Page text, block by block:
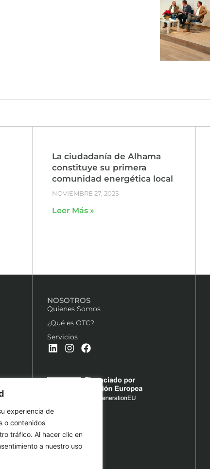
experiencia de
o contenidos
tráfico. Al hacer clic en
a nuestro uso
La ciudadanía de Alhama
constituye su primera
comunidad energética local
NOVIEMBRE 27, 2025
Leer Más »
NOSOTROS
Quienes Somos
¿Qué es OTC?
Servicios